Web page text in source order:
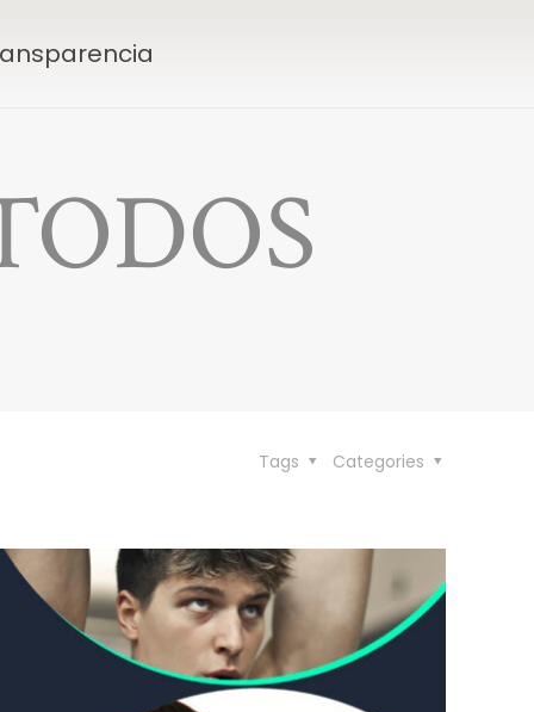
Categories
Tags